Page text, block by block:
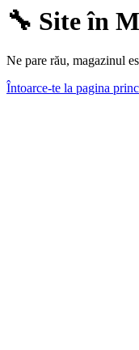
🔧 Site în
Ne pare rău, magazinul
Întoarce-te la pagina